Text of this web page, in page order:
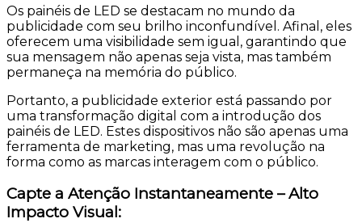
Os painéis de LED se destacam no mundo da
publicidade com seu brilho inconfundível. Afinal, eles
oferecem uma visibilidade sem igual, garantindo que
sua mensagem não apenas seja vista, mas também
permaneça na memória do público.
Portanto, a publicidade exterior está passando por
uma transformação digital com a introdução dos
painéis de LED. Estes dispositivos não são apenas uma
ferramenta de marketing, mas uma revolução na
forma como as marcas interagem com o público.
Capte a Atenção Instantaneamente – Alto
Impacto Visual: